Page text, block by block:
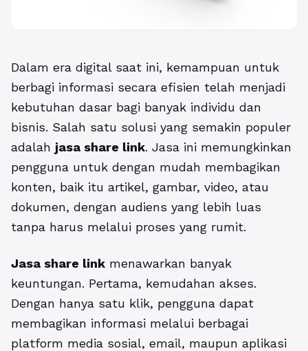
Dalam era digital saat ini, kemampuan untuk
berbagi informasi secara efisien telah menjadi
kebutuhan dasar bagi banyak individu dan
bisnis. Salah satu solusi yang semakin populer
adalah jasa share link. Jasa ini memungkinkan
pengguna untuk dengan mudah membagikan
konten, baik itu artikel, gambar, video, atau
dokumen, dengan audiens yang lebih luas
tanpa harus melalui proses yang rumit.
Jasa share link menawarkan banyak
keuntungan. Pertama, kemudahan akses.
Dengan hanya satu klik, pengguna dapat
membagikan informasi melalui berbagai
platform media sosial, email, maupun aplikasi